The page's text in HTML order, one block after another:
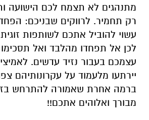
מתנהגים לא תצמח לכם הישועה
רק תחמיר. לרווקים שבניכם:
עשוי להוביל אתכם לשותפות
לכן אל תפחדו מהלבד ואל
עצמכם בעבור נזיד עדשים.
יירתעו מלעמוד על עקרונותיהם
ברמה אחרת שאמורה להתרחש
מבורך ואלוהים אתכם!!